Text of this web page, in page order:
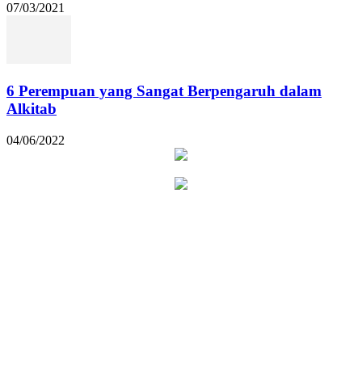
07/03/2021
6 Perempuan yang Sangat Berpengaruh dalam
Alkitab
04/06/2022